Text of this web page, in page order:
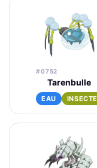
#0752
Tarenbulle
EAU INSECTE